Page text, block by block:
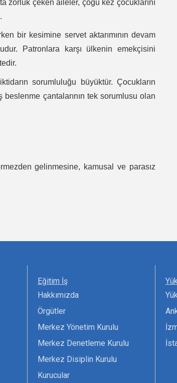
zorluk çeken aileler, çoğu kez çocuklarını
bir kesimine servet aktarımının devam
Patronlara karşı ülkenin emekçisini
sorumluluğu büyüktür. Çocukların
çantalarının tek sorumlusu olan
gelinmesine, kamusal ve parasız
Eğitim İş
Hakkımızda
Örgütler
Merkez Yönetim Kurulu
Merkez Denetleme Kurulu
Merkez Disiplin Kurulu
Kurucular